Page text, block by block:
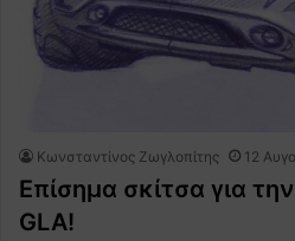
Κωνσταντίνος Ζωγλοπίτης 12
Επίσημα σκίτσα για
GLA!